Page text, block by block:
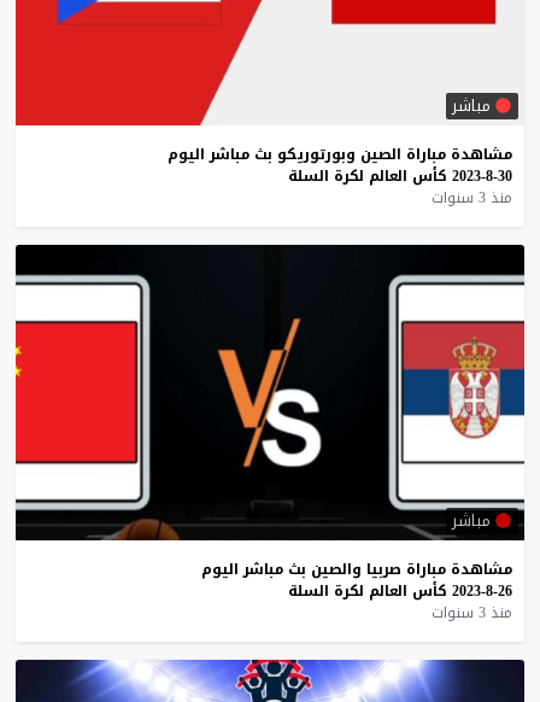
مباشر
مشاهدة مباراة الصين وبورتوريكو بث مباشر اليوم
30-8-2023
كأس العالم لكرة السلة
منذ 3 سنوات
مباشر
مشاهدة مباراة صربيا والصين بث مباشر اليوم
26-8-2023
كأس العالم لكرة السلة
منذ 3 سنوات